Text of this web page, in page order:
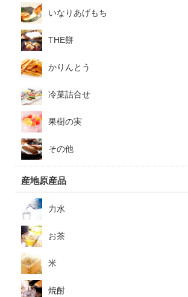
いなりあげもち
THE餅
かりんとう
冷菓詰合せ
果樹の実
その他
産地原産品
力水
お茶
米
焼酎